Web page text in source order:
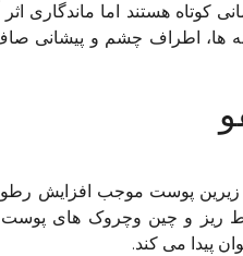
هستند اما ماندگاری اثر
ها، اطراف چشم و پیشانی
زیرین پوست موجب افزایش
ریز و چین وچروک های
پیدا می کند.